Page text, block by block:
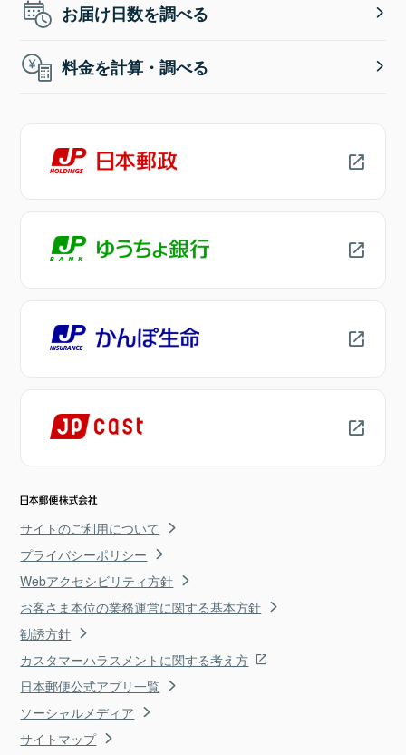
お届け日数を調べる
料金を計算・調べる
サイトのご利用について
プライバシーポリシー
Webアクセシビリティ方針
お客さま本位の業務運営に関する基本方針
勧誘方針
カスタマーハラスメントに関する考え方
日本郵便公式アプリ一覧
ソーシャルメディア
サイトマップ